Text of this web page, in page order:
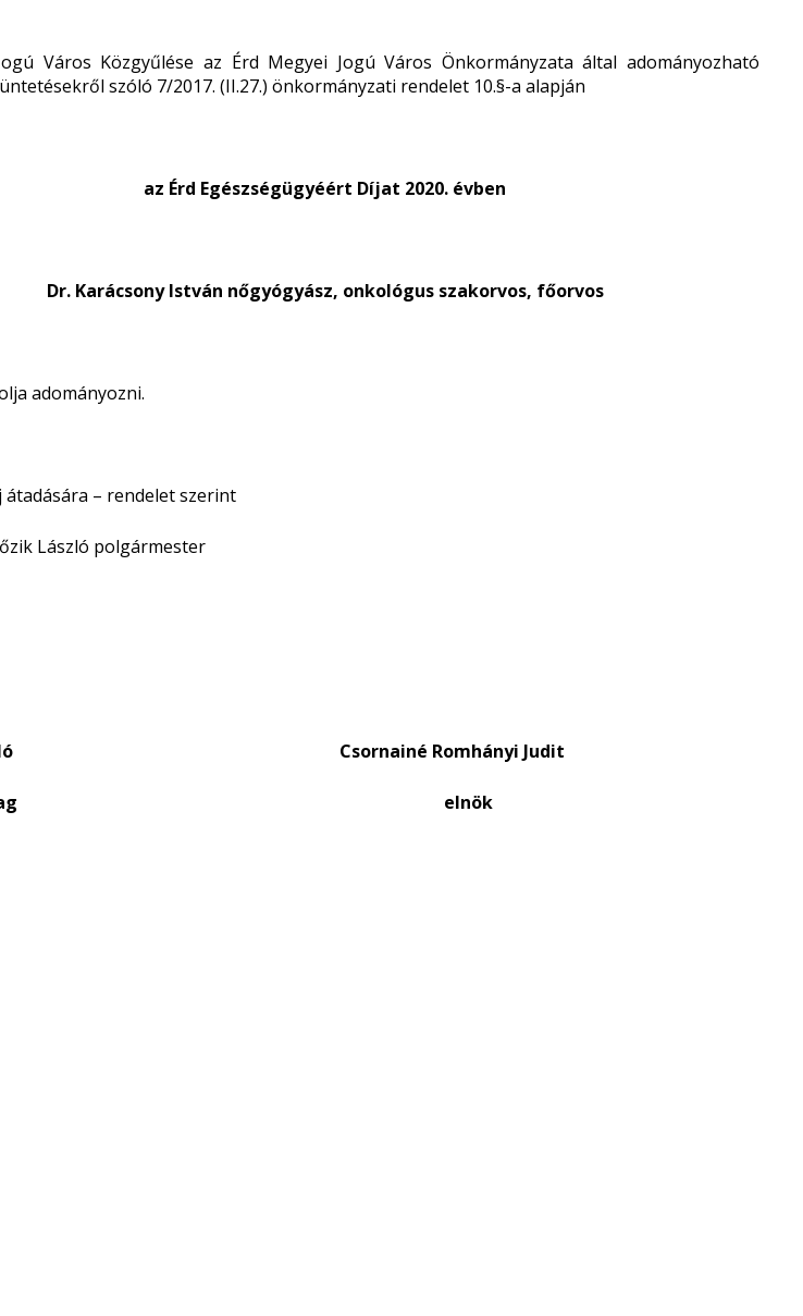
Város Közgyűlése az Érd Megyei Jogú Város Önkormányzata által adományozható
szóló 7/2017. (II.27.) önkormányzati rendelet 10.§-a alapján
az Érd Egészségügyéért Díjat 2020. évben
Dr. Karácsony István nőgyógyász, onkológus szakorvos, főorvos
adományozni.
átadására – rendelet szerint
László polgármester
László Csornainé Romhányi Judit
tag elnök